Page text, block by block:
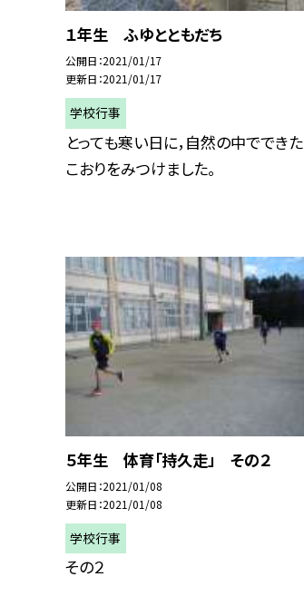
１年生 ふゆとともだち
公開日 2021/01/17
更新日 2021/01/17
学校行事
とっても寒い日に，自然の中でできた
こおりをみつけました。
５年生 体育「持久走」 その２
公開日 2021/01/08
更新日 2021/01/08
学校行事
その２